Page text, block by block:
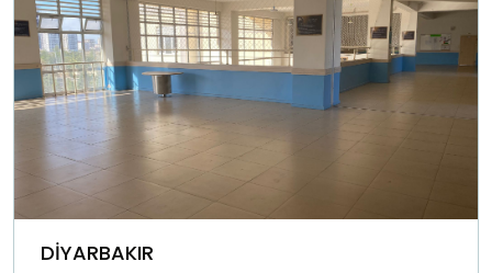
DİYARBAKIR